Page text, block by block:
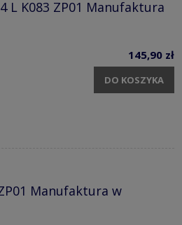
L K083 ZP01 Manufaktura
145,90 zł
DO KOSZYKA
Manufaktura w